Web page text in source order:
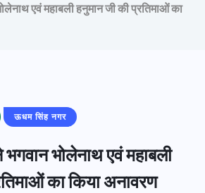
एवं महाबली हनुमान जी की प्रतिमाओं का
ऊधम सिंह नगर
भगवान भोलेनाथ एवं महाबली
का किया अनावरण